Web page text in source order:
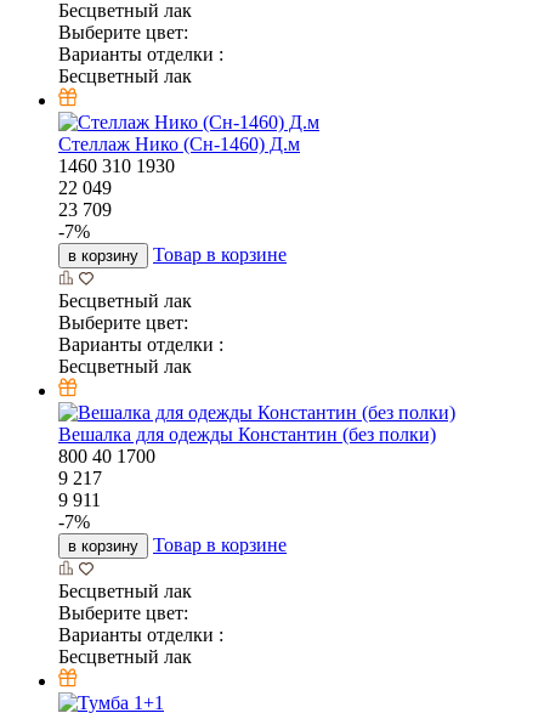
Бесцветный лак
Выберите цвет:
Варианты отделки :
Бесцветный лак
Стеллаж Нико (Сн-1460) Д.м
1460 310 1930
22 049
23 709
-7%
в корзину Товар в корзине
Бесцветный лак
Выберите цвет:
Варианты отделки :
Бесцветный лак
Вешалка для одежды Константин (без полки)
800 40 1700
9 217
9 911
-7%
в корзину Товар в корзине
Бесцветный лак
Выберите цвет:
Варианты отделки :
Бесцветный лак